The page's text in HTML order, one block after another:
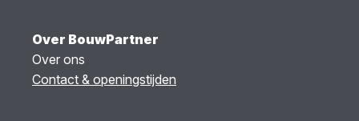
Over BouwPartner
Over ons
Contact & openingstijden